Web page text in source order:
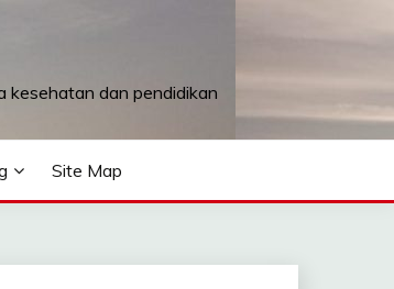
kesehatan dan pendidikan
Site Map